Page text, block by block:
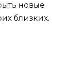
новые
близких.